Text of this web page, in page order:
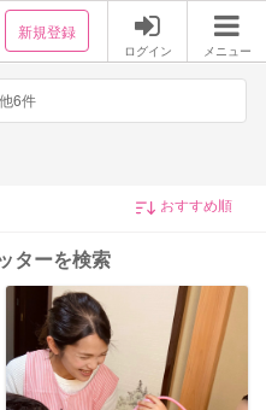
新規登録
ログイン メニュー
6件
ターを検索